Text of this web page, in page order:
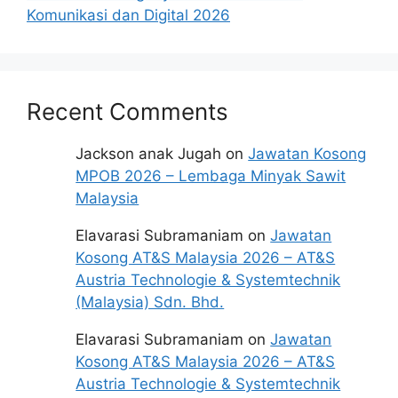
bulandari tarikh iklan ditutup hendaklah
Mohon Online
Komunikasi dan Digital 2026
Recent Comments
Jackson anak Jugah onJawatan Kosong
MPOB 2026 – Lembaga Minyak Sawit
Malaysia
Elavarasi Subramaniam onJawatan
Kosong AT&S Malaysia 2026 – AT&S
Austria Technologie & Systemtechnik
(Malaysia) Sdn. Bhd.
Elavarasi Subramaniam onJawatan
Kosong AT&S Malaysia 2026 – AT&S
Austria Technologie & Systemtechnik